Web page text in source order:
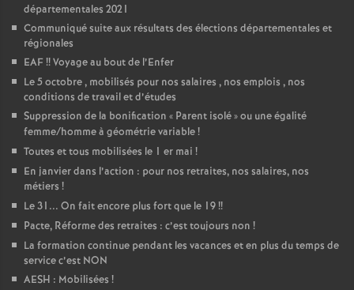
départementales 2021
Communiqué suite aux résultats des élections départementales et
régionales
EAF!! Voyage au bout de l’Enfer
Le 5 octobre , mobilisés pour nos salaires , nos emplois , nos
conditions de travail et d’études
Suppression de la bonification « Parent isolé» ou une égalité
femme/homme à géométrie variable!
Toutes et tous mobilisées le 1 er mai !
En janvier dans l’action : pour nos retraites, nos salaires, nos
métiers !
Le 31... On fait encore plus fort que le 19!!
Pacte, Réforme des retraites : c’est toujours non !
La formation continue pendant les vacances et en plus du temps de
service c’est NON
AESH : Mobilisées !